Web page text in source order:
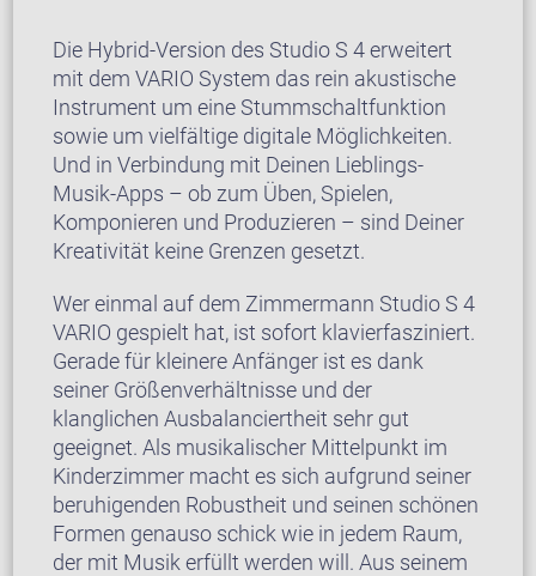
Die Hybrid-Version des Studio S 4 erweitert
mit dem VARIO System das rein akustische
Instrument um eine Stummschaltfunktion
sowie um vielfältige digitale Möglichkeiten.
Und in Verbindung mit Deinen Lieblings-
Musik-Apps – ob zum Üben, Spielen,
Komponieren und Produzieren – sind Deiner
Kreativität keine Grenzen gesetzt.
Wer einmal auf dem Zimmermann Studio S 4
VARIO gespielt hat, ist sofort klavierfasziniert.
Gerade für kleinere Anfänger ist es dank
seiner Größenverhältnisse und der
klanglichen Ausbalanciertheit sehr gut
geeignet. Als musikalischer Mittelpunkt im
Kinderzimmer macht es sich aufgrund seiner
beruhigenden Robustheit und seinen schönen
Formen genauso schick wie in jedem Raum,
der mit Musik erfüllt werden will. Aus seinem